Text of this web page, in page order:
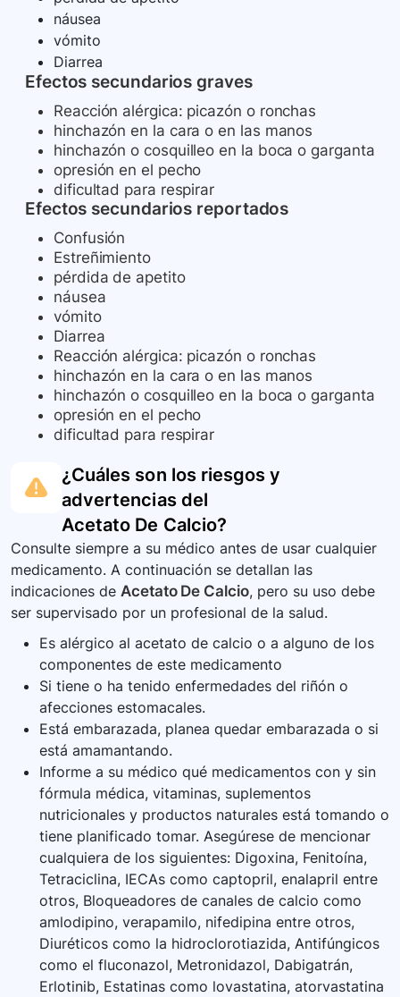
náusea
vómito
Diarrea
Efectos secundarios graves
Reacción alérgica: picazón o ronchas
hinchazón en la cara o en las manos
hinchazón o cosquilleo en la boca o garganta
opresión en el pecho
dificultad para respirar
Efectos secundarios reportados
Confusión
Estreñimiento
pérdida de apetito
náusea
vómito
Diarrea
Reacción alérgica: picazón o ronchas
hinchazón en la cara o en las manos
hinchazón o cosquilleo en la boca o garganta
opresión en el pecho
dificultad para respirar
¿Cuáles son los riesgos y
advertencias del
Acetato De Calcio?
Consulte siempre a su médico antes de usar cualquier
medicamento. A continuación se detallan las
indicaciones de Acetato De Calcio, pero su uso debe
ser supervisado por un profesional de la salud.
Es alérgico al acetato de calcio o a alguno de los
componentes de este medicamento
Si tiene o ha tenido enfermedades del riñón o
afecciones estomacales.
Está embarazada, planea quedar embarazada o si
está amamantando.
Informe a su médico qué medicamentos con y sin
fórmula médica, vitaminas, suplementos
nutricionales y productos naturales está tomando o
tiene planificado tomar. Asegúrese de mencionar
cualquiera de los siguientes: Digoxina, Fenitoína,
Tetraciclina, IECAs como captopril, enalapril entre
otros, Bloqueadores de canales de calcio como
amlodipino, verapamilo, nifedipina entre otros,
Diuréticos como la hidroclorotiazida, Antifúngicos
como el fluconazol, Metronidazol, Dabigatrán,
Erlotinib, Estatinas como lovastatina, atorvastatina